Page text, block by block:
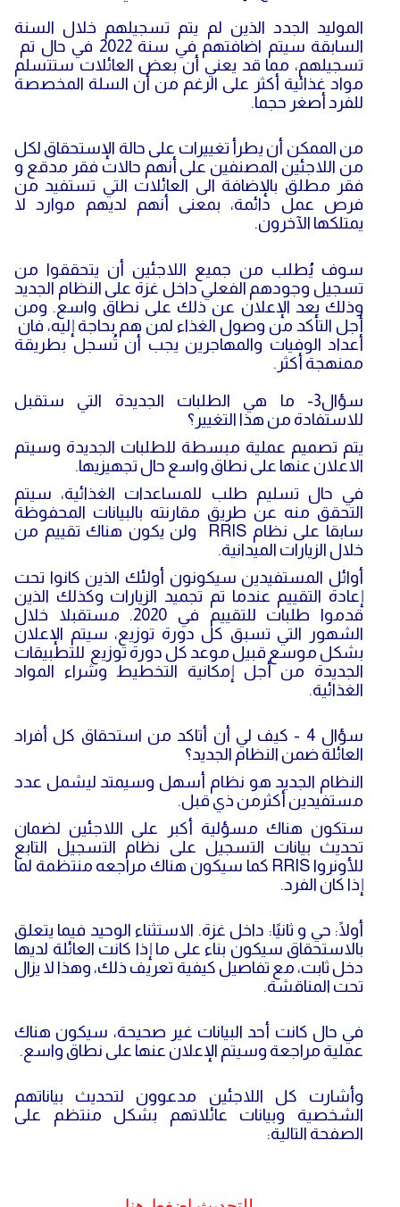
الموليد الجدد الذين لم يتم تسجيلهم خلال السنة
السابقة سيتم اضافتهم في سنة 2022 في حال تم
تسجيلهم، مما قد يعني أن بعض العائلات ستتسلم
مواد غذائية أكثر على الرغم من أن السلة المخصصة
للفرد أصغر حجما.
من الممكن أن يطرأ تغييرات على حالة الإستحقاق لكل
من اللاجئين المصنفين على أنهم حالات فقر مدقع و
فقر مطلق بالإضافة الى العائلات التي تستفيد من
فرص عمل دائمة، بمعنى أنهم لديهم موارد لا
يمتلكها الآخرون.
سوف يُطلب من جميع اللاجئين أن يتحققوا من
تسجيل وجودهم الفعلي داخل غزة على النظام الجديد
وذلك بعد الإعلان عن ذلك على نطاق واسع. ومن
أجل التأكد من وصول الغذاء لمن هم بحاجة إليه، فان
أعداد الوفيات والمهاجرين يجب أن تُسجل بطريقة
ممنهجة أكثر.
سؤال3- ما هي الطلبات الجديدة التي ستقبل
للاستفادة من هذا التغيير؟
يتم تصميم عملية مبسطة للطلبات الجديدة وسيتم
الاعلان عنها على نطاق واسع حال تجهيزيها.
في حال تسليم طلب للمساعدات الغذائية، سيتم
التحقق منه عن طريق مقارنته بالبيانات المحفوظة
سابقا على نظام RRIS ولن يكون هناك تقييم من
خلال الزيارات الميدانية.
أوائل المستفيدين سيكونون أولئك الذين كانوا تحت
إعادة التقييم عندما تم تجميد الزيارات وكذلك الذين
قدموا طلبات للتقييم في 2020. مستقبلا خلال
الشهور التي تسبق كل دورة توزيع، سيتم الإعلان
بشكل موسع قبيل موعد كل دورة توزيع للتطبيقات
الجديدة من أجل إمكانية التخطيط وشراء المواد
الغذائية.
سؤال 4 - كيف لي أن أتاكد من استحقاق كل أفراد
العائلة ضمن النظام الجديد؟
النظام الجديد هو نظام أسهل وسيمتد ليشمل عدد
مستفيدين أكثرمن ذي قبل.
ستكون هناك مسؤلية أكبر على اللاجئين لضمان
تحديث بيانات التسجيل على نظام التسجيل التابع
للأونروا RRIS كما سيكون هناك مراجعه منتظمة لما
إذا كان الفرد.
أولًا: حي و ثانيًا: داخل غزة. الاستثناء الوحيد فيما يتعلق
بالاستحقاق سيكون بناء على ما إذا كانت العائلة لديها
دخل ثابت، مع تفاصيل كيفية تعريف ذلك، وهذا لا يزال
تحت المناقشة.
في حال كانت أحد البيانات غير صحيحة، سيكون هناك
عملية مراجعة وسيتم الإعلان عنها على نطاق واسع.
وأشارت كل اللاجئين مدعوون لتحديث بياناتهم
الشخصية وبيانات عائلاتهم بشكل منتظم على
الصفحة التالية: